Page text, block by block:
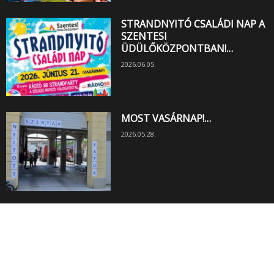
STRANDNYITÓ CSALÁDI NAP A
SZENTESI
ÜDÜLŐKÖZPONTBAN!…
2026.06.05.
MOST VASÁRNAP!…
2026.05.28.